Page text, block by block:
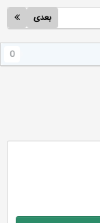
بعدی